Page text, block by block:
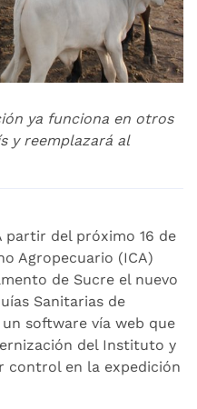
ya funciona en otros
y reemplazará al
partir del próximo 16 de
Agropecuario (ICA)
de Sucre el nuevo
Sanitarias de
software vía web que
del Instituto y
control en la expedición